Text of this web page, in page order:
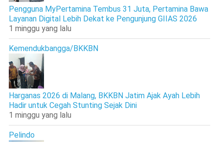
Pengguna MyPertamina Tembus 31 Juta, Pertamina Bawa
Layanan Digital Lebih Dekat ke Pengunjung GIIAS 2026
1 minggu yang lalu
Kemendukbangga/BKKBN
Harganas 2026 di Malang, BKKBN Jatim Ajak Ayah Lebih
Hadir untuk Cegah Stunting Sejak Dini
1 minggu yang lalu
Pelindo